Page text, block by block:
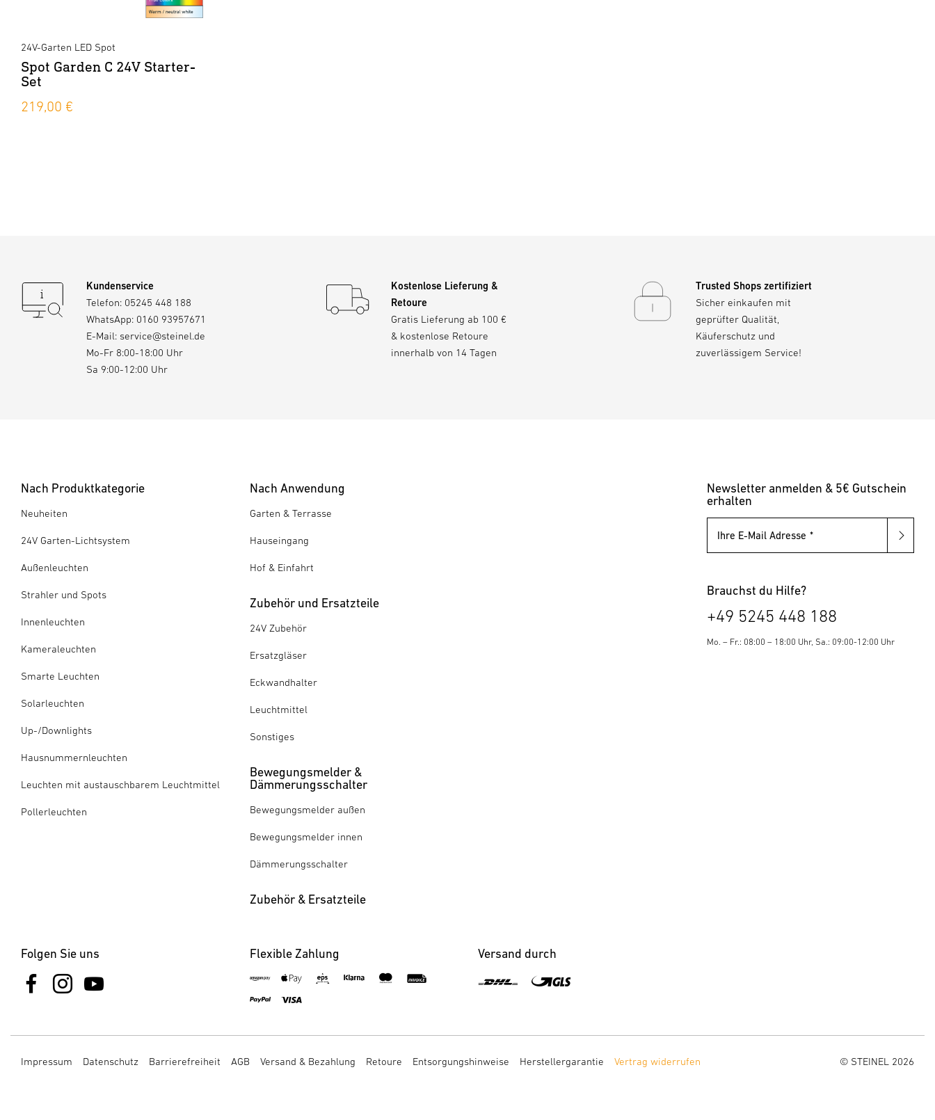
24V-Garten LED Spot
Spot Garden C 24V Starter-
Set
219,00 €
Kundenservice
Telefon: 05245 448 188
WhatsApp: 0160 93957671
E-Mail: service@steinel.de
Mo-Fr 8:00-18:00 Uhr
Sa 9:00-12:00 Uhr
Kostenlose Lieferung &
Retoure
Gratis Lieferung ab 100 €
& kostenlose Retoure
innerhalb von 14 Tagen
Trusted Shops zertifiziert
Sicher einkaufen mit
geprüfter Qualität,
Käuferschutz und
zuverlässigem Service!
Nach Produktkategorie
Neuheiten
24V Garten-Lichtsystem
Außenleuchten
Strahler und Spots
Innenleuchten
Kameraleuchten
Smarte Leuchten
Solarleuchten
Up-/Downlights
Hausnummernleuchten
Leuchten mit austauschbarem Leuchtmittel
Pollerleuchten
Nach Anwendung
Garten & Terrasse
Hauseingang
Hof & Einfahrt
Zubehör und Ersatzteile
24V Zubehör
Ersatzgläser
Eckwandhalter
Leuchtmittel
Sonstiges
Bewegungsmelder &
Dämmerungsschalter
Bewegungsmelder außen
Bewegungsmelder innen
Dämmerungsschalter
Zubehör & Ersatzteile
Newsletter anmelden & 5€ Gutschein
erhalten
Ihre E-Mail Adresse
Brauchst du Hilfe?
+49 5245 448 188
Mo. – Fr.: 08:00 – 18:00 Uhr, Sa.: 09:00-12:00 Uhr
Folgen Sie uns Flexible Zahlung Versand durch
Impressum Datenschutz Barrierefreiheit AGB Versand & Bezahlung Retoure Entsorgungshinweise Herstellergarantie Vertrag widerrufen © STEINEL 2026